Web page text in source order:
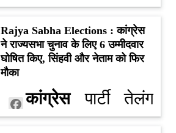
WhatsApp
गिरावट
के बाद
बाजार
वापसी
सेक्टरों
ने
बाजार
दिया
सहारा
कैप
और
स्मॉल-
शेयरों
में भी
आई
तेजी
Rajya Sabha Elections : कांग्रेस
ने राज्यसभा चुनाव के लिए 6 उम्मीदवार
घोषित किए, सिंहवी और नेताम को फिर
मौका
Facebook
कांग्रेस
की
पार्टी
नेतृत्व
तेलंगाना
पर